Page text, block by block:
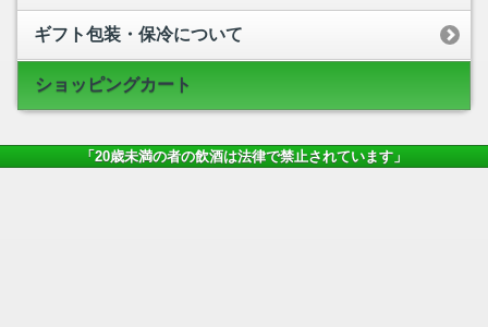
ギフト包装・保冷について
ショッピングカート
「20歳未満の者の飲酒は法律で禁止されています 」